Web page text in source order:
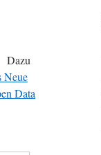
Dazu
Neue
Data